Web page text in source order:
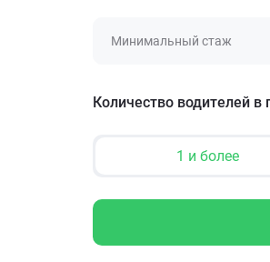
Минимальный стаж
Количество водителей в
1 и более